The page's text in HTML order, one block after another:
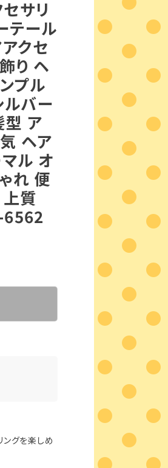
サリ
テール
クセ
り ヘ
プル
バー
型 ア
ヘア
ル オ
れ 便
上質
ングを楽しめ